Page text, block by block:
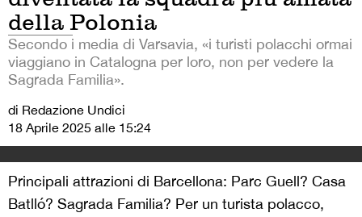
della Polonia
Secondo i media di Varsavia, «i turisti polacchi ormai
viaggiano in Catalogna per loro, non per vedere la
Sagrada Familia».
di Redazione Undici
18 Aprile 2025 alle 15:24
Principali attrazioni di Barcellona: Parc Guell? Casa
Batlló? Sagrada Familia? Per un turista polacco,